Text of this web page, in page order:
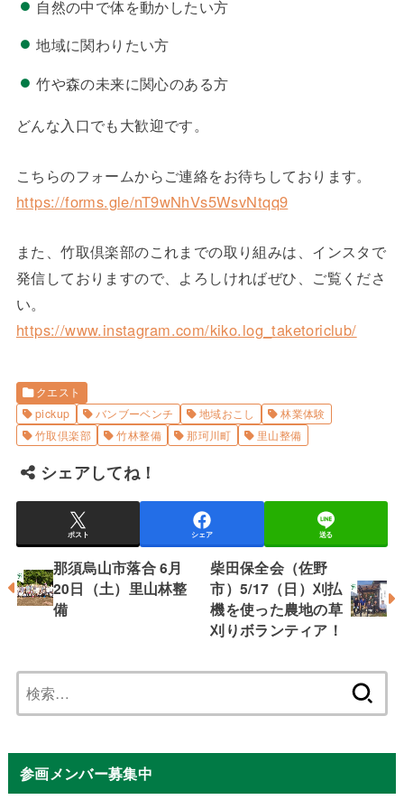
自然の中で体を動かしたい方
地域に関わりたい方
竹や森の未来に関心のある方
どんな入口でも大歓迎です。
こちらのフォームからご連絡をお待ちしております。
https://forms.gle/nT9wNhVs5WsvNtqq9
また、竹取倶楽部のこれまでの取り組みは、インスタで
発信しておりますので、よろしければぜひ、ご覧くださ
い。
https://www.instagram.com/kiko.log_taketoriclub/
クエスト
pickup
バンブーベンチ 地域おこし
林業体験
竹取倶楽部
竹林整備 那珂川町 里山整備
シェアしてね！
ポスト シェア 送る
那須烏山市落合 6月
20日（土）里山林整
備
柴田保全会（佐野
市）5/17（日）刈払
機を使った農地の草
刈りボランティア！
索:
参画メンバー募集中